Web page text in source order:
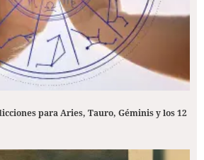
para Aries, Tauro, Géminis y los 12